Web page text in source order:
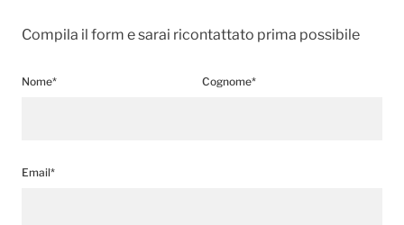
Compila il form e sarai ricontattato prima possibile
Nome* Cognome*
Email*